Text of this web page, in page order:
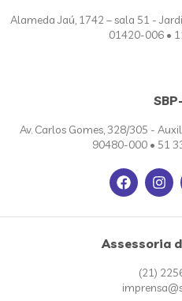
Alameda Jaú, 1742 – sala 51 -
01420-006 •
Av. Carlos Gomes, 328/305 -
90480-000 • 51
Assessoria
(21)